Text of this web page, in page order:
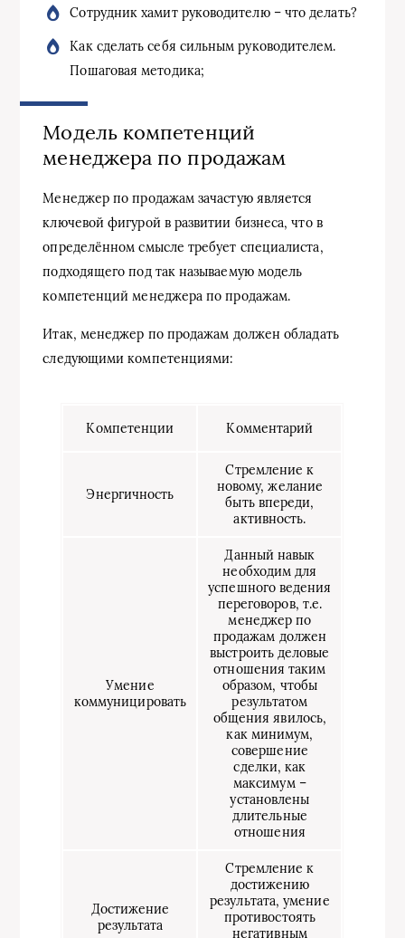
Сотрудник хамит руководителю – что делать?
Как сделать себя сильным руководителем.
Пошаговая методика;
Модель компетенций
менеджера по продажам
Менеджер по продажам зачастую является
ключевой фигурой в развитии бизнеса, что в
определённом смысле требует специалиста,
подходящего под так называемую модель
компетенций менеджера по продажам.
Итак, менеджер по продажам должен обладать
следующими компетенциями:
Компетенции Комментарий
Энергичность
Стремление к
новому, желание
быть впереди,
активность.
Умение
коммуницировать
Данный навык
необходим для
успешного ведения
переговоров, т.е.
менеджер по
продажам должен
выстроить деловые
отношения таким
образом, чтобы
результатом
общения явилось,
как минимум,
совершение
сделки, как
максимум –
установлены
длительные
отношения
Достижение
результата
Стремление к
достижению
результата, умение
противостоять
негативным